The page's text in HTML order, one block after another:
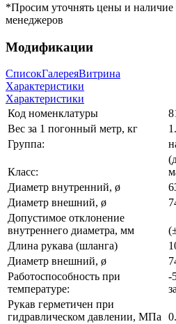
*Просим уточнять цены и наличие
менеджеров
Модификации
СписокГалереяВитрина
Характеристики
Характеристики
Код номенклатуры
Вес за 1 погонный метр, кг
Группа:
Класс:
Диаметр внутренний, ø
Диаметр внешний, ø
Допустимое отклонение
внутреннего диаметра, мм
Длина рукава (шланга)
Диаметр внешний, ø
Работоспособность при
температуре:
-
Рукав герметичен при
гидравлическом давлении, МПа